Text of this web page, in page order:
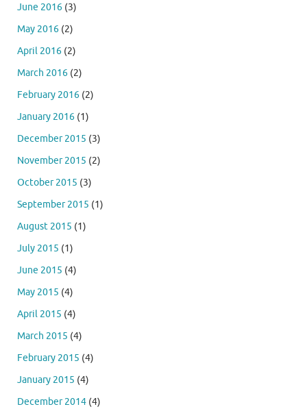
June 2016 (3)
May 2016 (2)
April 2016 (2)
March 2016 (2)
February 2016 (2)
January 2016 (1)
December 2015 (3)
November 2015 (2)
October 2015 (3)
September 2015 (1)
August 2015 (1)
July 2015 (1)
June 2015 (4)
May 2015 (4)
April 2015 (4)
March 2015 (4)
February 2015 (4)
January 2015 (4)
December 2014 (4)